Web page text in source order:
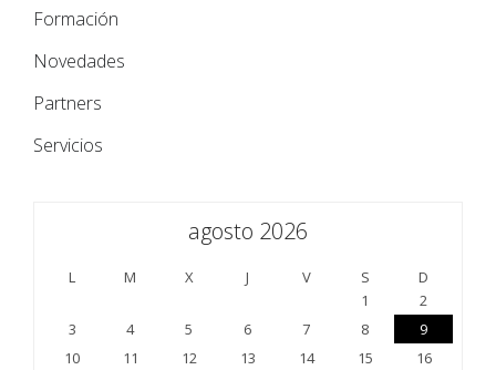
Formación
Novedades
Partners
Servicios
agosto 2026
L M X J V S
D
1
2
3
4 5 6 7 8
9
10
11 12 13 14 15
16